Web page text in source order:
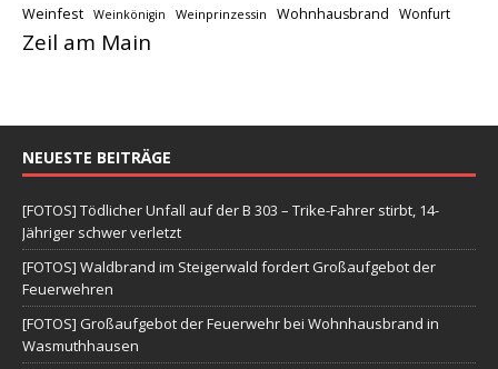
Weinfest Weinkönigin Weinprinzessin Wohnhausbrand Wonfurt
Zeil am Main
NEUESTE BEITRÄGE
[FOTOS] Tödlicher Unfall auf der B 303 – Trike-Fahrer stirbt, 14-
Jähriger schwer verletzt
[FOTOS] Waldbrand im Steigerwald fordert Großaufgebot der
Feuerwehren
[FOTOS] Großaufgebot der Feuerwehr bei Wohnhausbrand in
Wasmuthhausen